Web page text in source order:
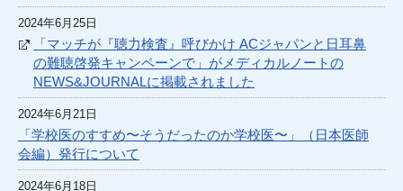
2024年6月25日
「マッチが『聴力検査』呼びかけ ACジャパンと日耳鼻
の難聴啓発キャンペーンで」がメディカルノートの
NEWS&JOURNALに掲載されました
2024年6月21日
「学校医のすすめ〜そうだったのか学校医〜」（日本医師
会編）発行について
2024年6月18日